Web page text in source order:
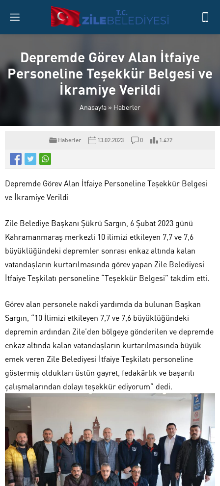
Depremde Görev Alan İtfaiye
Personeline Teşekkür Belgesi ve
İkramiye Verildi
Anasayfa » Haberler
Haberler 13.02.2023 0 1.472
Depremde Görev Alan İtfaiye Personeline Teşekkür Belgesi
ve İkramiye Verildi
Zile Belediye Başkanı Şükrü Sargın, 6 Şubat 2023 günü
Kahramanmaraş merkezli 10 ilimizi etkileyen 7,7 ve 7,6
büyüklüğündeki depremler sonrası enkaz altında kalan
vatandaşların kurtarılmasında görev yapan Zile Belediyesi
İtfaiye Teşkilatı personeline “Teşekkür Belgesi” takdim etti.
Görev alan personele nakdi yardımda da bulunan Başkan
Sargın, “10 İlimizi etkileyen 7,7 ve 7,6 büyüklüğündeki
depremin ardından Zile’den bölgeye gönderilen ve depremde
enkaz altında kalan vatandaşların kurtarılmasında büyük
emek veren Zile Belediyesi İtfaiye Teşkilatı personeline
göstermiş oldukları üstün gayret, fedakârlık ve başarılı
çalışmalarından dolayı teşekkür ediyorum” dedi.